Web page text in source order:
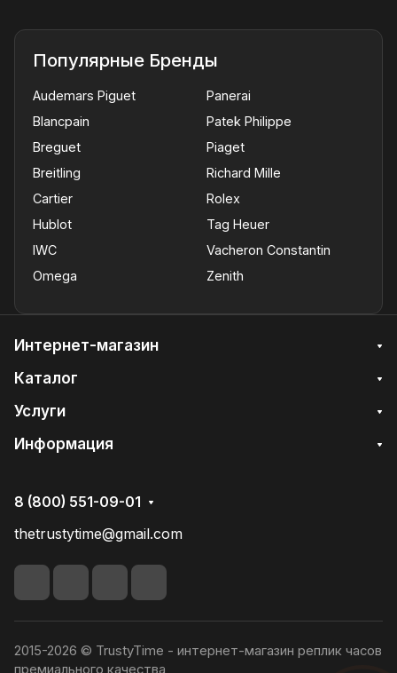
Популярные Бренды
Audemars Piguet
Blancpain
Breguet
Breitling
Cartier
Hublot
IWC
Omega
Panerai
Patek Philippe
Piaget
Richard Mille
Rolex
Tag Heuer
Vacheron Constantin
Zenith
Интернет-магазин
Каталог
Услуги
Информация
8 (800) 551-09-01
thetrustytime@gmail.com
2015-2026 © TrustyTime - интернет-магазин реплик часов
премиального качества